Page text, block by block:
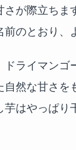
が際立ち
のとおり、
ライマン
然な甘さ
はやっぱり